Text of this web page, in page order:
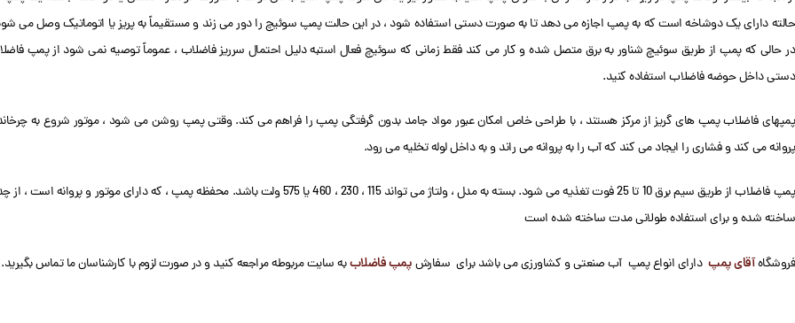
حالته دارای یک دوشاخه است که به پمپ اجازه می دهد تا به صورت دستی استفاده شود ، در این حالت پمپ سوئیچ را دور می زند و مستقیماً به پریز یا اتوماتیک وصل می
در حالی که پمپ از طریق سوئیچ شناور به برق متصل شده و کار می کند فقط زمانی که سوئیچ فعال استبه دلیل احتمال سرریز فاضلاب ، عموماً توصیه نمی شود از پمپ
دستی داخل حوضه فاضلاب استفاده کنید.
پمپهای فاضلاب پمپ های گریز از مرکز هستند ، با طراحی خاص امکان عبور مواد جامد بدون گرفتگی پمپ را فراهم می کند. وقتی پمپ روشن می شود ، موتور شروع به
پروانه می کند و فشاری را ایجاد می کند که آب را به پروانه می راند و به داخل لوله تخلیه می رود.
پمپ فاضلاب از طریق سیم برق 10 تا 25 فوت تغذیه می شود. بسته به مدل ، ولتاژ می تواند 115 ، 230 ، 460 یا 575 ولت باشد. محفظه پمپ ، که دارای موتور و پروانه است
ساخته شده و برای استفاده طولانی مدت ساخته شده است
فروشگاهآقای پمپ دارای انواع پمپ آب صنعتی و کشاورزی می باشد برای سفارشپمپ فاضلاببه سایت مربوطه مراجعه کنید و در صورت لزوم با کارشناسان ما تماس بگیرید.